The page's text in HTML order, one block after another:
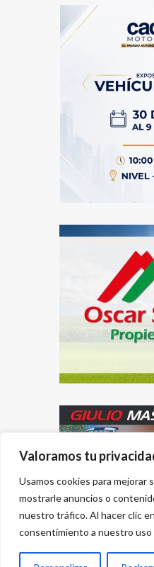
Valoramos tu
Usamos cookies para mejorar
mostrarle anuncios o
nuestro tráfico. Al hacer clic
consentimiento a nuestro uso